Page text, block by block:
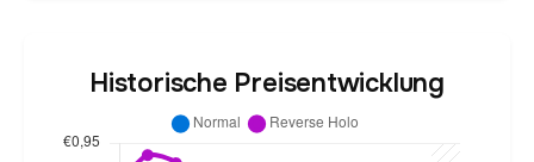
Historische Preisentwicklung